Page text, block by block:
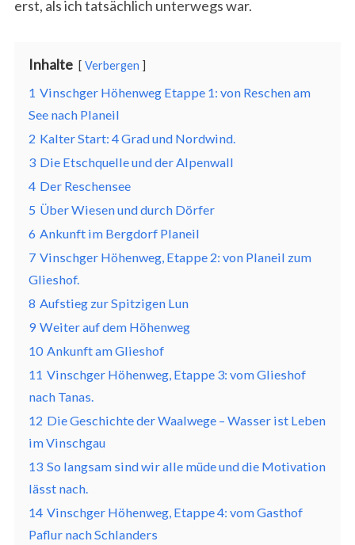
erst, als ich tatsächlich unterwegs war.
Inhalte Verbergen
1 Vinschger Höhenweg Etappe 1: von Reschen am
See nach Planeil
2 Kalter Start: 4 Grad und Nordwind.
3 Die Etschquelle und der Alpenwall
4 Der Reschensee
5 Über Wiesen und durch Dörfer
6 Ankunft im Bergdorf Planeil
7 Vinschger Höhenweg, Etappe 2: von Planeil zum
Glieshof.
8 Aufstieg zur Spitzigen Lun
9 Weiter auf dem Höhenweg
10 Ankunft am Glieshof
11 Vinschger Höhenweg, Etappe 3: vom Glieshof
nach Tanas.
12 Die Geschichte der Waalwege – Wasser ist Leben
im Vinschgau
13 So langsam sind wir alle müde und die Motivation
lässt nach.
14 Vinschger Höhenweg, Etappe 4: vom Gasthof
Paflur nach Schlanders